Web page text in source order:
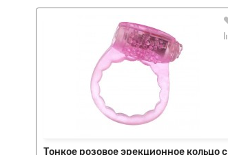
Тонкое розовое эрекционное кольцо с